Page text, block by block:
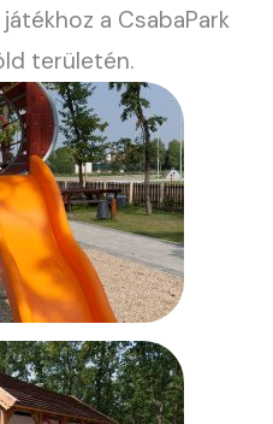
a CsabaPark
területén.